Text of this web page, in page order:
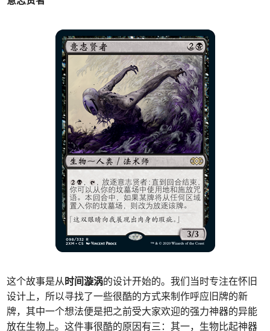
这个故事是从时间漩涡的设计开始的。我们当时专注在怀旧
设计上，所以寻找了一些很酷的方式来制作呼应旧牌的新
牌，其中一个想法便是把之前受大家欢迎的强力神器的异能
放在生物上。这件事很酷的原因有三：其一，生物比起神器